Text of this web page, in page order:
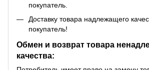
покупатель.
Доставку товара надлежащего
покупатель!
Обмен и возврат товара
качества: